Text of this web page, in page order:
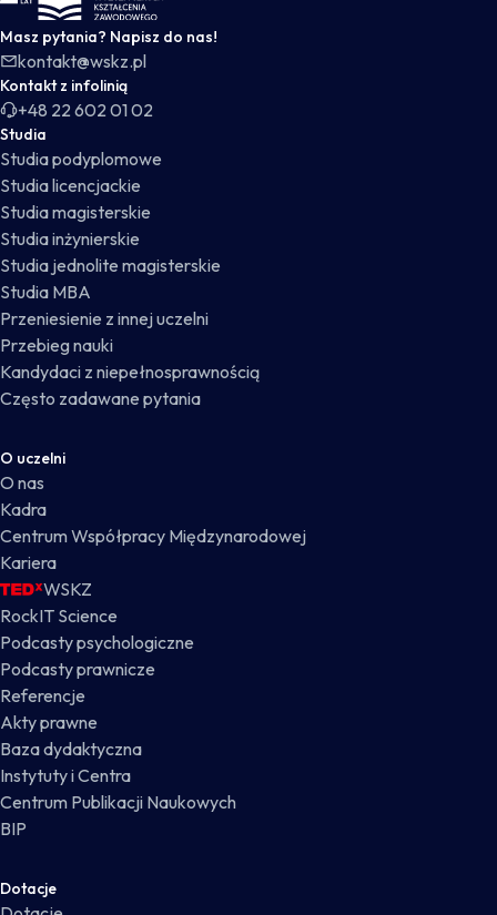
Masz pytania? Napisz do nas!
kontakt@wskz.pl
Kontakt z infolinią
+48 22 602 01 02
Studia
Studia podyplomowe
Studia licencjackie
Studia magisterskie
Studia inżynierskie
Studia jednolite magisterskie
Studia MBA
Przeniesienie z innej uczelni
Przebieg nauki
Kandydaci z niepełnosprawnością
Często zadawane pytania
O uczelni
O nas
Kadra
Centrum Współpracy Międzynarodowej
Kariera
WSKZ
RockIT Science
Podcasty psychologiczne
Podcasty prawnicze
Referencje
Akty prawne
Baza dydaktyczna
Instytuty i Centra
Centrum Publikacji Naukowych
BIP
Dotacje